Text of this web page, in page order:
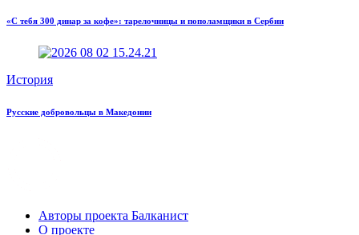
«С тебя 300 динар за кофе»: тарелочницы и пополамщики в Сербии
История
Русские добровольцы в Македонии
Авторы проекта Балканист
О проекте